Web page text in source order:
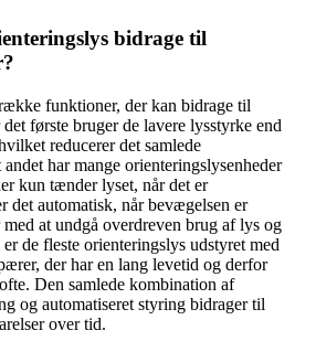
bidrage til
funktioner, der kan bidrage til
første bruger de lavere lysstyrke end
reducerer det samlede
har mange orienteringslysenheder
kun tænder lyset, når det er
det automatisk, når bevægelsen er
at undgå overdreven brug af lys og
de fleste orienteringslys udstyret med
der har en lang levetid og derfor
Den samlede kombination af
og automatiseret styring bidrager til
over tid.